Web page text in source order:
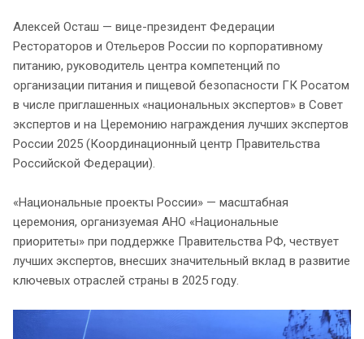
Алексей Осташ — вице-президент Федерации
Рестораторов и Отельеров России по корпоративному
питанию, руководитель центра компетенций по
организации питания и пищевой безопасности ГК Росатом
в числе приглашенных «национальных экспертов» в Совет
экспертов и на Церемонию награждения лучших экспертов
России 2025 (Координационный центр Правительства
Российской Федерации).
«Национальные проекты России» — масштабная
церемония, организуемая АНО «Национальные
приоритеты» при поддержке Правительства РФ, чествует
лучших экспертов, внесших значительный вклад в развитие
ключевых отраслей страны в 2025 году.